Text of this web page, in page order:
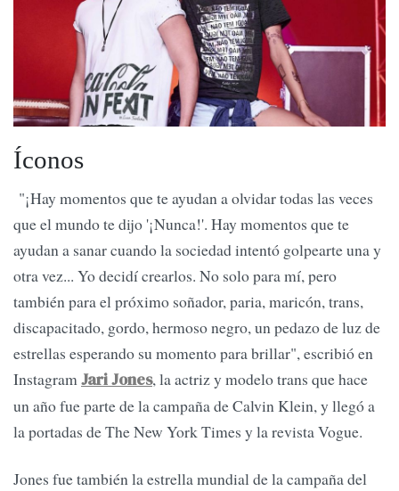
Íconos
"¡Hay momentos que te ayudan a olvidar todas las veces
que el mundo te dijo '¡Nunca!'. Hay momentos que te
ayudan a sanar cuando la sociedad intentó golpearte una y
otra vez... Yo decidí crearlos. No solo para mí, pero
también para el próximo soñador, paria, maricón, trans,
discapacitado, gordo, hermoso negro, un pedazo de luz de
estrellas esperando su momento para brillar", escribió en
InstagramJari Jones, la actriz y modelo trans que hace
un año fue parte de la campaña de Calvin Klein, y llegó a
la portadas de The New York Times y la revista Vogue.
Jones fue también la estrella mundial de la campaña del